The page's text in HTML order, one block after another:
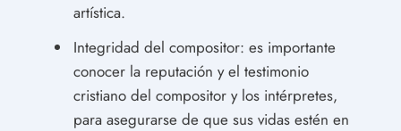
artística.
Integridad del compositor: es importante
conocer la reputación y el testimonio
cristiano del compositor y los intérpretes,
para asegurarse de que sus vidas estén en